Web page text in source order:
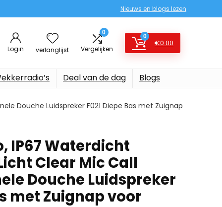
Nieuws en blogs lezen
Login verlanglijst
0
Vergelijken
0
€0.00
Deal van de dag Blogs
Douche Luidspreker F021 Diepe Bas met Zuignap
IP67 Waterdicht
Clear Mic Call
Douche Luidspreker
met Zuignap voor